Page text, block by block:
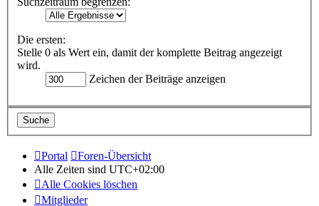
Die ersten:
Stelle 0 als Wert ein, damit der komplette Beitrag angezeigt
wird.
Zeichen der Beiträge anzeigen
Portal
Foren-Übersicht
Alle Zeiten sind UTC+02:00
Alle Cookies löschen
Mitglieder